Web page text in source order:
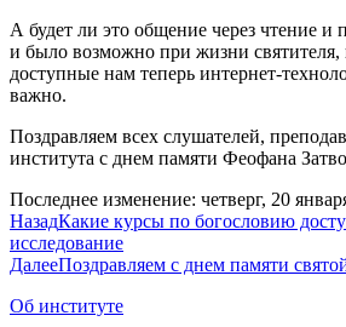
А будет ли это общение через чтение и
и было возможно при жизни святителя,
доступные нам теперь интернет-
важно.
Поздравляем всех слушателей,
института с днем памяти Феофана
Последнее изменение: четверг, 20
НазадКакие курсы по богословию
исследование
ДалееПоздравляем с днем памяти
Об институте